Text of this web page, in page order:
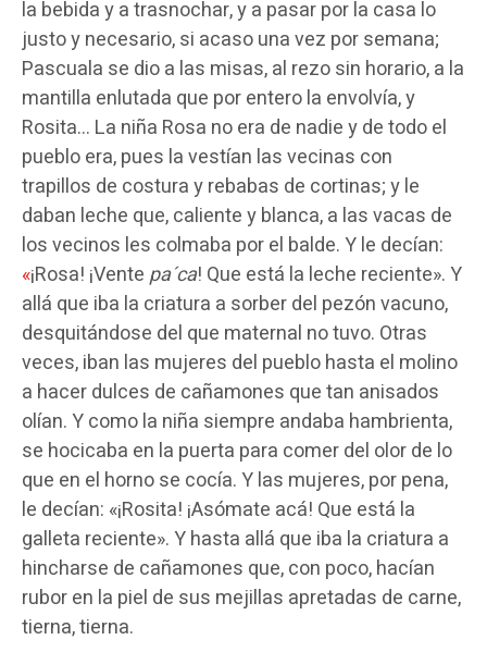
la bebida y a trasnochar, y a pasar por la casa lo
justo y necesario, si acaso una vez por semana;
Pascuala se dio a las misas, al rezo sin horario, a la
mantilla enlutada que por entero la envolvía, y
Rosita… La niña Rosa no era de nadie y de todo el
pueblo era, pues la vestían las vecinas con
trapillos de costura y rebabas de cortinas; y le
daban leche que, caliente y blanca, a las vacas de
los vecinos les colmaba por el balde. Y le decían:
«¡Rosa! ¡Ventepa´ca! Que está la leche reciente». Y
allá que iba la criatura a sorber del pezón vacuno,
desquitándose del que maternal no tuvo. Otras
veces, iban las mujeres del pueblo hasta el molino
a hacer dulces de cañamones que tan anisados
olían. Y como la niña siempre andaba hambrienta,
se hocicaba en la puerta para comer del olor de lo
que en el horno se cocía. Y las mujeres, por pena,
le decían: «¡Rosita! ¡Asómate acá! Que está la
galleta reciente». Y hasta allá que iba la criatura a
hincharse de cañamones que, con poco, hacían
rubor en la piel de sus mejillas apretadas de carne,
tierna, tierna.